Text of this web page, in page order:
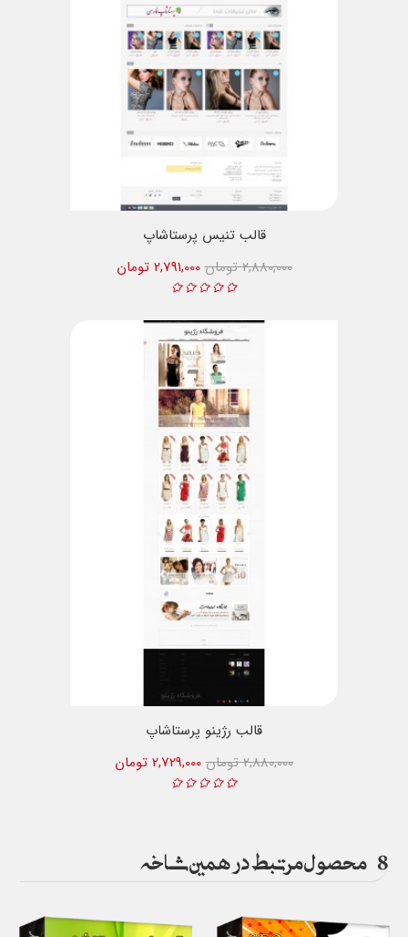
قالب تنیس پرستاشاپ
2,791,000 تومان
2,880,000 تومان
قالب رژینو پرستاشاپ
2,729,000 تومان
2,880,000 تومان
8 محصول مرتبط در همین شاخه